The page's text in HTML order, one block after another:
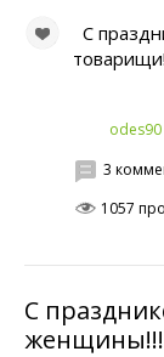
С
odes90
3
1057
С
женщины!!!